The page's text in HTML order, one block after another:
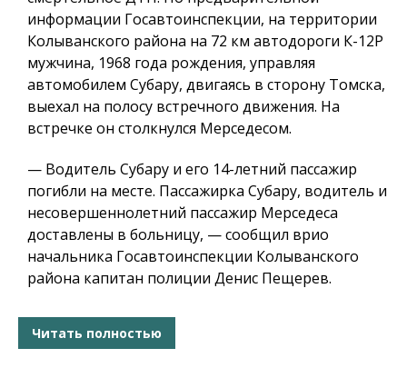
информации Госавтоинспекции, на территории
Колыванского района на 72 км автодороги К-12Р
мужчина, 1968 года рождения, управляя
автомобилем Субару, двигаясь в сторону Томска,
выехал на полосу встречного движения. На
встречке он столкнулся Мерседесом.
— Водитель Субару и его 14-летний пассажир
погибли на месте. Пассажирка Субару, водитель и
несовершеннолетний пассажир Мерседеса
доставлены в больницу, — сообщил врио
начальника Госавтоинспекции Колыванского
района капитан полиции Денис Пещерев.
Читать полностью